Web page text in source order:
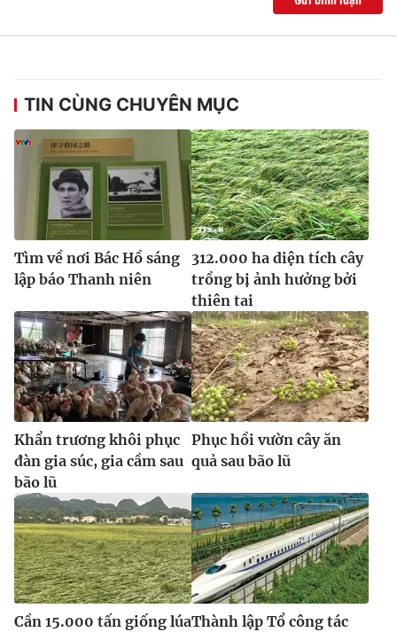
Email:toasoan@vtv.vn
® Cấm sao chép dưới mọi hình thức nếu không có sự chấp
thuận bằng văn bản. Ghi rõ nguồn VTV.vn khi phát hành lại
thông tin từ website này.
TIN CÙNG CHUYÊN MỤC
Tìm về nơi Bác Hồ sáng
lập báo Thanh niên
312.000 ha diện tích cây
trồng bị ảnh hưởng bởi
thiên tai
Khẩn trương khôi phục
đàn gia súc, gia cầm sau
bão lũ
Phục hồi vườn cây ăn
quả sau bão lũ
Cần 15.000 tấn giống lúaThành lập Tổ công tác